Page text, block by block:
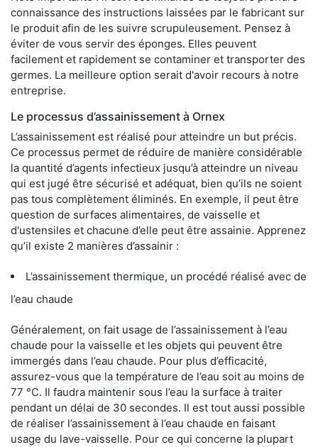
connaissance des instructions laissées par le fabricant sur
le produit afin de les suivre scrupuleusement. Pensez à
éviter de vous servir des éponges. Elles peuvent
facilement et rapidement se contaminer et transporter des
germes. La meilleure option serait d'avoir recours à notre
entreprise.
Le processus d’assainissement à Ornex
L’assainissement est réalisé pour atteindre un but précis.
Ce processus permet de réduire de manière considérable
la quantité d’agents infectieux jusqu’à atteindre un niveau
qui est jugé être sécurisé et adéquat, bien qu’ils ne soient
pas tous complètement éliminés. En exemple, il peut être
question de surfaces alimentaires, de vaisselle et
d'ustensiles et chacune d’elle peut être assainie. Apprenez
qu’il existe 2 manières d’assainir :
L’assainissement thermique, un procédé réalisé avec de
l’eau chaude
Généralement, on fait usage de l’assainissement à l’eau
chaude pour la vaisselle et les objets qui peuvent être
immergés dans l’eau chaude. Pour plus d’efficacité,
assurez-vous que la température de l’eau soit au moins de
77 °C. Il faudra maintenir sous l’eau la surface à traiter
pendant un délai de 30 secondes. Il est tout aussi possible
de réaliser l’assainissement à l’eau chaude en faisant
usage du lave-vaisselle. Pour ce qui concerne la plupart